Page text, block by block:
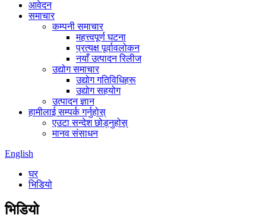
आवेदन
समाचार
कम्पनी समाचार
महत्त्वपूर्ण घटना
प्रत्यक्ष पूर्वावलोकन
नयाँ उत्पादन रिलीज
उद्योग समाचार
उद्योग गतिविधिहरू
उद्योग सहयोग
उत्पादन ज्ञान
हामीलाई सम्पर्क गर्नुहोस्
एउटा सन्देश छोड्नुहोस्
मानव संसाधन
English
घर
भिडियो
भिडियो